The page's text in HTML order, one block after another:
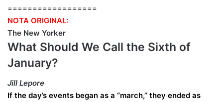
==================
NOTA ORIGINAL:
The New Yorker
What Should We Call the Sixth of
January?
Jill Lepore
If the day’s events began as a “march,” they ended as